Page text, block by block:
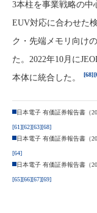
3本柱を事業戦略の中
EUV対応に合わせた
ク・先端メモリ向け
た。2022年10月に
本体に統合した。
[68]
日本電子 有価証券報告書（
[61][62][63][68]
日本電子 有価証券報告書（
[64]
日本電子 有価証券報告書（
[65][66][67][69]